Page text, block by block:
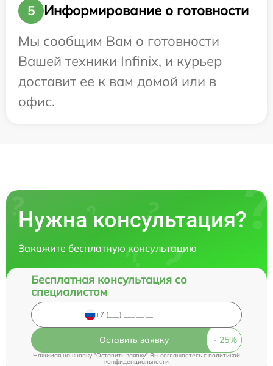
5
Информирование о готовности
Мы сообщим Вам о готовности
Вашей техники Infinix, и курьер
доставит ее к вам домой или в
офис.
Нужна консультация?
Закажите бесплатную консультацию
Бесплатная консультация со
специалистом
Оставить заявку
Нажимая на кнопку "Оставить заявку" Вы соглашаетесь cполитикой
конфиденциальности